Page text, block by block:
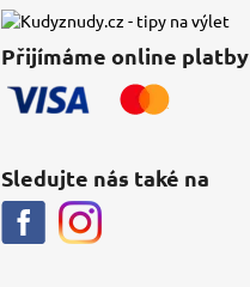
Přijímáme online platby
Sledujte nás také na